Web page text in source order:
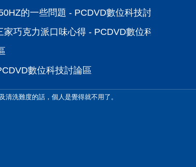
的一些問題 - PCDVD數位科技討論區
巧克力派口味心得 - PCDVD數位科技討論區
數位科技討論區
清洗難度的話，個人是覺得就不用了。